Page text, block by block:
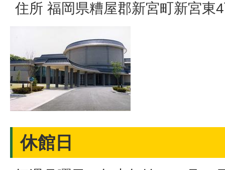
住所 福岡県糟屋郡新宮町新宮東
休館日